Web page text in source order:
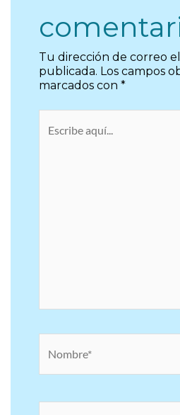
Tu dirección de correo
publicada. Los campos
marcados con *